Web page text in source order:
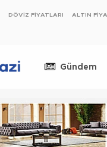
DÖVİZ FİYATLARI ALTIN
Gündem